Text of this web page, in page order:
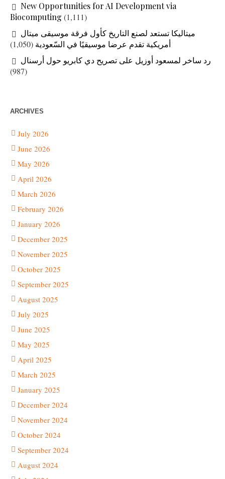
New Opportunities for AI Development via
Biocomputing (1,111)
ميتاليكا تستعد لصنع التاريخ كأول فرقة موسيقى ميتال
أمريكية تقدم عرضا موسيقيًا في السّعودية (1,050)
رد ساخر لمسعود أوزيل على تصريح دي كابريو حول أرسنال
(987)
ARCHIVES
July 2026
June 2026
May 2026
April 2026
March 2026
February 2026
January 2026
December 2025
November 2025
October 2025
September 2025
August 2025
July 2025
June 2025
May 2025
April 2025
March 2025
January 2025
December 2024
November 2024
October 2024
September 2024
August 2024